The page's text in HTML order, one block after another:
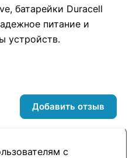
батарейки Duracell
питание и
устройств.
с
Добавить отзыв